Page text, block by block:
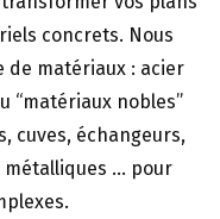
concrets. Nous
de matériaux : acier
“matériaux nobles”
cuves, échangeurs,
métalliques … pour